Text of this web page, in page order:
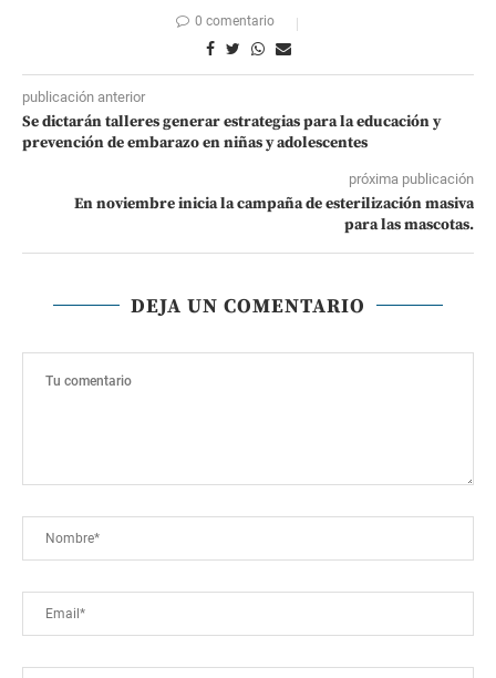
0 comentario
publicación anterior
Se dictarán talleres generar estrategias para la educación y
prevención de embarazo en niñas y adolescentes
próxima publicación
En noviembre inicia la campaña de esterilización masiva
para las mascotas.
DEJA UN COMENTARIO